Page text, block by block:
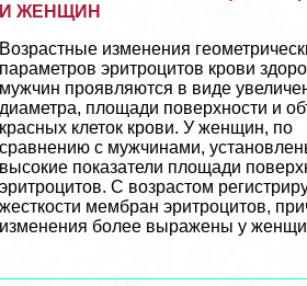
И ЖЕНЩИН
Возрастные изменения
параметров эритроцитов крови
мужчин проявляются в виде
диаметра, площади поверхности и
красных клеток крови. У женщин, по
сравнению с мужчинами,
высокие показатели площади
эритроцитов. С возрастом
жесткости мембран эритроцитов,
изменения более выражены у